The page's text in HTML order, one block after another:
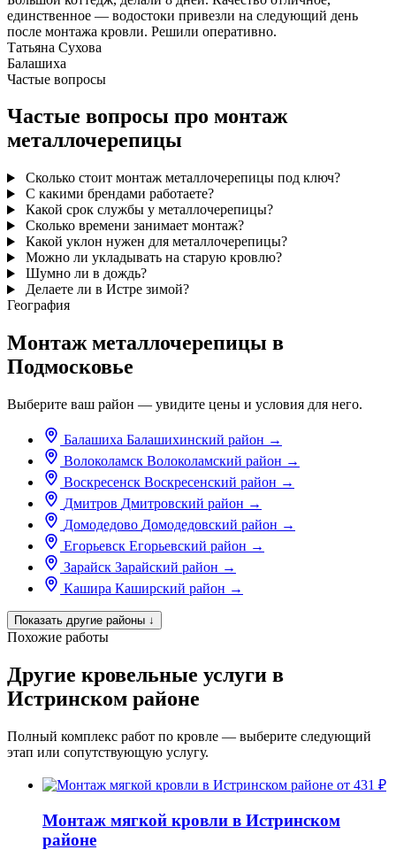
единственное — водостоки привезли на следующий день
после монтажа кровли. Решили оперативно.
Татьяна Сухова
Балашиха
Частые вопросы
Частые вопросы про монтаж
металлочерепицы
Сколько стоит монтаж металлочерепицы под ключ?
С какими брендами работаете?
Какой срок службы у металлочерепицы?
Сколько времени занимает монтаж?
Какой уклон нужен для металлочерепицы?
Можно ли укладывать на старую кровлю?
Шумно ли в дождь?
Делаете ли в Истре зимой?
География
Монтаж металлочерепицы в
Подмосковье
Выберите ваш район — увидите цены и условия для него.
Балашиха Балашихинский район →
Волоколамск Волоколамский район →
Воскресенск Воскресенский район →
Дмитров Дмитровский район →
Домодедово Домодедовский район →
Егорьевск Егорьевский район →
Зарайск Зарайский район →
Кашира Каширский район →
Показать другие районы ↓
Похожие работы
Другие кровельные услуги в
Истринском районе
Полный комплекс работ по кровле — выберите следующий
этап или сопутствующую услугу.
от 431 ₽
Монтаж мягкой кровли в Истринском
районе